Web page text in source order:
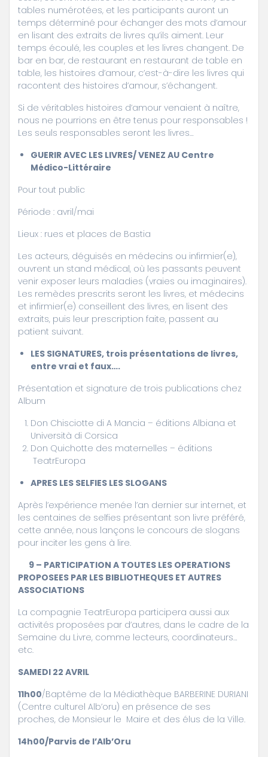
tables numérotées, et les participants auront un
temps déterminé pour échanger des mots d’amour
en lisant des extraits de livres qu’ils aiment. Leur
temps écoulé, les couples et les livres changent. De
bar en bar, de restaurant en restaurant de table en
table, les histoires d’amour, c’est-à-dire les livres qui
racontent des histoires d’amour, s’échangent.
Si de véritables histoires d’amour venaient à naître,
nous ne pourrions en être tenus pour responsables !
Les seuls responsables seront les livres…
GUERIR AVEC LES LIVRES/ VENEZ AU Centre
Médico-Littéraire
Pour tout public
Période : avril/mai
Lieux : rues et places de Bastia
Les acteurs, déguisés en médecins ou infirmier(e),
ouvrent un stand médical, où les passants peuvent
venir exposer leurs maladies (vraies ou imaginaires).
Les remèdes prescrits seront les livres, et médecins
et infirmier(e) conseillent des livres, en lisent des
extraits, puis leur prescription faite, passent au
patient suivant.
LES SIGNATURES, trois présentations de livres,
entre vrai et faux….
Présentation et signature de trois publications chez
Album
Don Chisciotte di A Mancia – éditions Albiana et
Università di Corsica
Don Quichotte des maternelles – éditions
TeatrEuropa
APRES LES SELFIES LES SLOGANS
Après l’expérience menée l’an dernier sur internet, et
les centaines de selfies présentant son livre préféré,
cette année, nous lançons le concours de slogans
pour inciter les gens à lire.
9 – PARTICIPATION A TOUTES LES OPERATIONS
PROPOSEES PAR LES BIBLIOTHEQUES ET AUTRES
ASSOCIATIONS
La compagnie TeatrEuropa participera aussi aux
activités proposées par d’autres, dans le cadre de la
Semaine du Livre, comme lecteurs, coordinateurs…
etc.
SAMEDI 22 AVRIL
11h00/Baptême de la Médiathèque BARBERINE DURIANI
(Centre culturel Alb’oru) en présence de ses
proches, de Monsieur le Maire et des élus de la Ville.
14h00/Parvis de l’Alb’Oru